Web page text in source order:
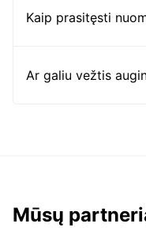
Kaip prasitęsti
Ar galiu vežtis
Mūsų